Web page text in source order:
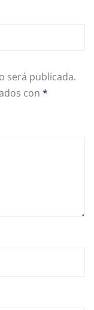
será publicada.
con *